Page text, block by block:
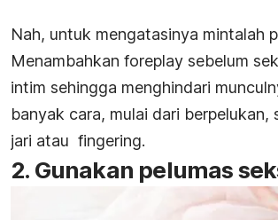
Nah, untuk mengatasinya mintalah
Menambahkan foreplay sebelum
intim sehingga menghindari
banyak cara, mulai dari
jari atau fingering.
2. Gunakan pelumas